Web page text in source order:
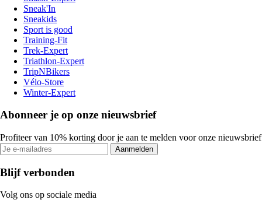
Sneak'In
Sneakids
Sport is good
Training-Fit
Trek-Expert
Triathlon-Expert
TripNBikers
Vélo-Store
Winter-Expert
Abonneer je op onze nieuwsbrief
Profiteer van 10% korting door je aan te melden voor onze nieuwsbrief
Aanmelden
Blijf verbonden
Volg ons op sociale media